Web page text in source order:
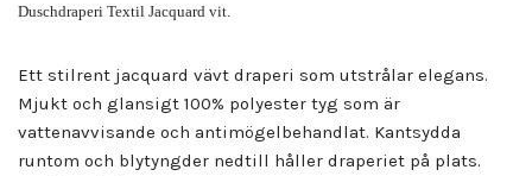
Duschdraperi Textil Jacquard vit.
Ett stilrent jacquard vävt draperi som utstrålar elegans.
Mjukt och glansigt 100% polyester tyg som är
vattenavvisande och antimögelbehandlat. Kantsydda
runtom och blytyngder nedtill håller draperiet på plats.